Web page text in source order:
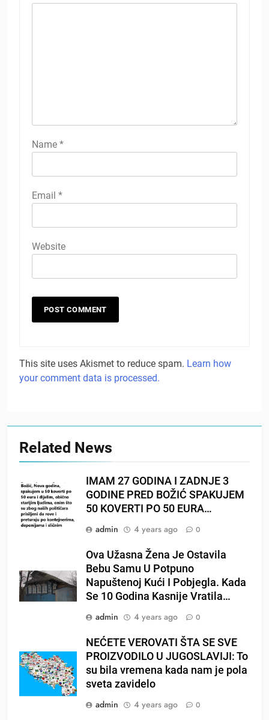
Name *
Email *
Website
This site uses Akismet to reduce spam. Learn how
your comment data is processed.
Related News
IMAM 27 GODINA I ZADNJE 3
GODINE PRED BOŽIĆ SPAKUJEM
50 KOVERTI PO 50 EURA…
admin
4 years ago 0
Ova Užasna Žena Je Ostavila
Bebu Samu U Potpuno
Napuštenoj Kući I Pobjegla. Kada
Se 10 Godina Kasnije Vratila…
admin
4 years ago 0
NEĆETE VEROVATI ŠTA SE SVE
PROIZVODILO U JUGOSLAVIJI: To
su bila vremena kada nam je pola
sveta zavidelo
admin
4 years ago 0